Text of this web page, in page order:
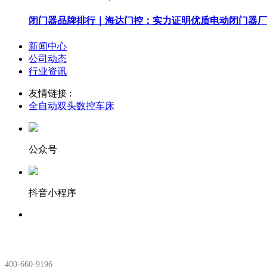
闭门器品牌排行｜海达门控：实力证明优质电动闭门器
新闻中心
公司动态
行业资讯
友情链接 :
全自动双头数控车床
公众号
抖音小程序
400-660-9196